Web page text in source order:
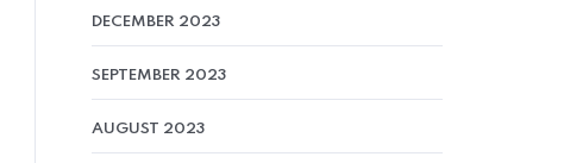
DECEMBER 2023
SEPTEMBER 2023
AUGUST 2023